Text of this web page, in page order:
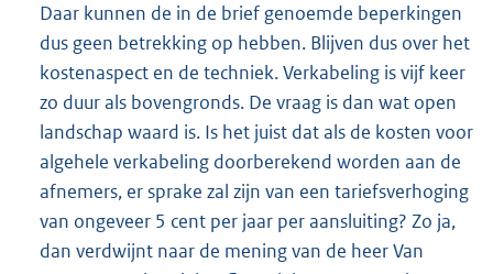
Daar kunnen de in de brief genoemde beperkingen
dus geen betrekking op hebben. Blijven dus over het
kostenaspect en de techniek. Verkabeling is vijf keer
zo duur als bovengronds. De vraag is dan wat open
landschap waard is. Is het juist dat als de kosten voor
algehele verkabeling doorberekend worden aan de
afnemers, er sprake zal zijn van een tariefsverhoging
van ongeveer 5 cent per jaar per aansluiting? Zo ja,
dan verdwijnt naar de mening van de heer Van